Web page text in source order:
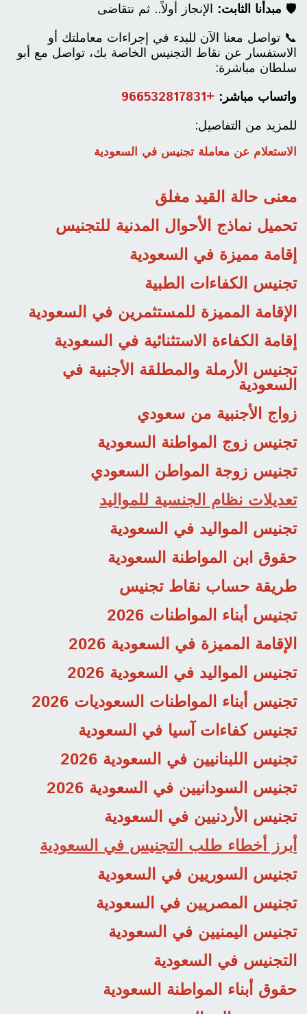
🛡️ مبدأنا الثابت: الإنجاز أولاً.. ثم نتقاضى
📞 تواصل معنا الآن للبدء في إجراءات معاملتك أو
الاستفسار عن نقاط التجنيس الخاصة بك، تواصل مع أبو
سلطان مباشرة:
واتساب مباشر: +966532817831
للمزيد من التفاصيل:
الاستعلام عن معاملة تجنيس في السعودية
معنى حالة القيد مغلق
تحميل نماذج الأحوال المدنية للتجنيس
إقامة مميزة في السعودية
تجنيس الكفاءات الطبية
الإقامة المميزة للمستثمرين في السعودية
إقامة الكفاءة الاستثنائية في السعودية
تجنيس الأرملة والمطلقة الأجنبية في
السعودية
زواج الأجنبية من سعودي
تجنيس زوج المواطنة السعودية
تجنيس زوجة المواطن السعودي
تعديلات نظام الجنسية للمواليد
تجنيس المواليد في السعودية
حقوق ابن المواطنة السعودية
طريقة حساب نقاط تجنيس
تجنيس أبناء المواطنات 2026
الإقامة المميزة في السعودية 2026
تجنيس المواليد في السعودية 2026
تجنيس أبناء المواطنات السعوديات 2026
تجنيس كفاءات آسيا في السعودية
تجنيس اللبنانيين في السعودية 2026
تجنيس السودانيين في السعودية 2026
تجنيس الأردنيين في السعودية
أبرز أخطاء طلب التجنيس في السعودية
تجنيس السوريين في السعودية
تجنيس المصريين في السعودية
تجنيس اليمنيين في السعودية
التجنيس في السعودية
حقوق أبناء المواطنة السعودية